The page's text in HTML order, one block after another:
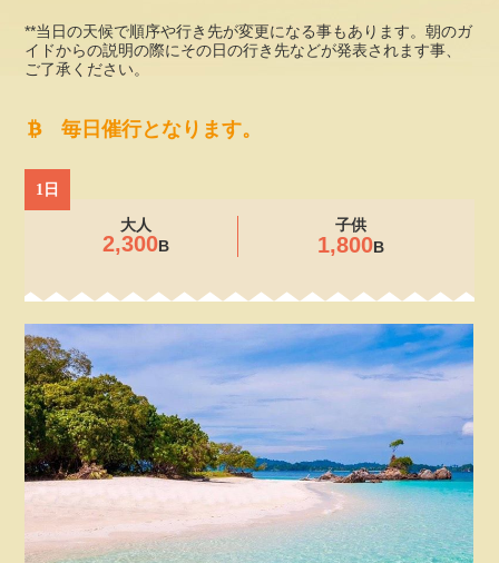
**当日の天候で順序や行き先が変更になる事もあります。朝のガ
イドからの説明の際にその日の行き先などが発表されます事、
ご了承ください。
毎日催行となります。
1日
大人
2,300B
子供
1,800B